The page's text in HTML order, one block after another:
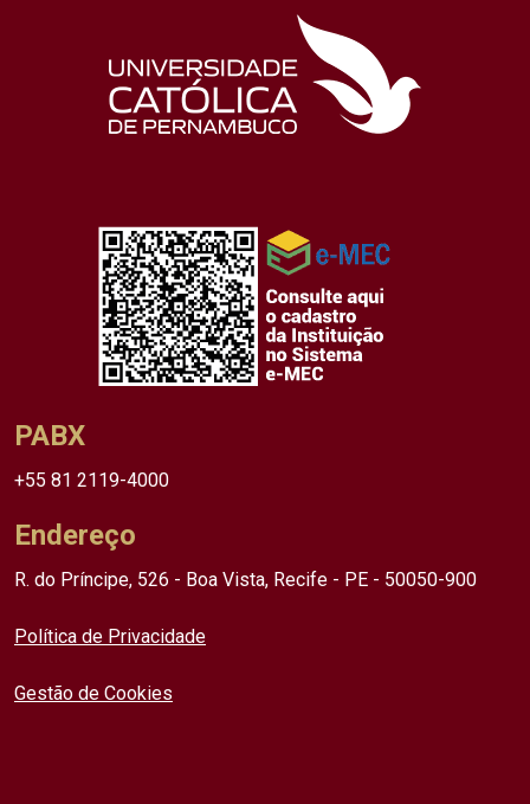
PABX
+55 81 2119-4000
Endereço
R. do Príncipe, 526 - Boa Vista, Recife - PE - 50050-900
Política de Privacidade
Gestão de Cookies